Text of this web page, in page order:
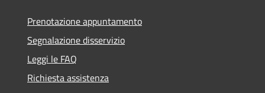
Prenotazione appuntamento
Segnalazione disservizio
Leggi le FAQ
Richiesta assistenza